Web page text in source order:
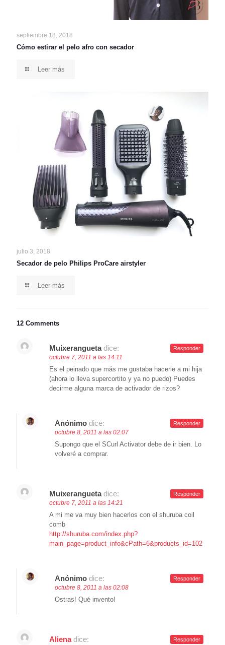
septiembre 18, 2018
Cómo estirar el pelo afro con secador
Leer más
julio 3, 2018
Secador de pelo Philips ProCare airstyler
Leer más
12 Comments
Muixerangueta dice:
octubre 7, 2011 a las 14:11
Es el peinado que más me gustaba hacerle a mi hija
(ahora lo lleva supercortito y ya no puedo) Puedes
decirme alguna marca de activador de rizos?
Responder
Anónimo dice:
octubre 8, 2011 a las 02:07
Supongo que el SCurl Activator debe de ir bien. Lo
volveré a comprar.
Responder
Muixerangueta dice:
octubre 7, 2011 a las 14:21
A mi me va muy bien hacerlos con el shuruba coil
comb
http://shuruba.com/index.php?
main_page=product_info&cPath=6&products_id=102
Responder
Anónimo dice:
octubre 8, 2011 a las 02:08
Ostras! Qué invento!
Responder
Aliena dice: Responder